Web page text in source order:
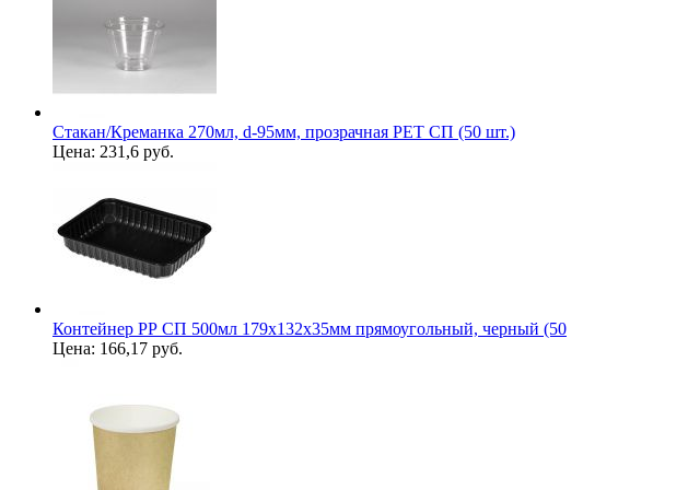
Стакан/Креманка 270мл, d-95мм, прозрачная PET СП (50 шт.)
Цена: 231,6 руб.
Контейнер РР СП 500мл 179х132х35мм прямоугольный, черный (50
Цена: 166,17 руб.